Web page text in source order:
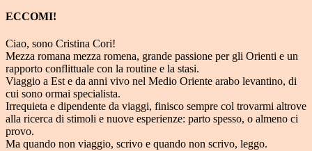
ECCOMI!
Ciao, sono Cristina Cori!
Mezza romana mezza romena, grande passione per gli Orienti e un
rapporto conflittuale con la routine e la stasi.
Viaggio a Est e da anni vivo nel Medio Oriente arabo levantino, di
cui sono ormai specialista.
Irrequieta e dipendente da viaggi, finisco sempre col trovarmi altrove
alla ricerca di stimoli e nuove esperienze: parto spesso, o almeno ci
provo.
Ma quando non viaggio, scrivo e quando non scrivo, leggo.